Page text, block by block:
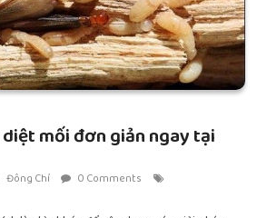
mối đơn giản ngay tại
Đông Chí
0 Comments